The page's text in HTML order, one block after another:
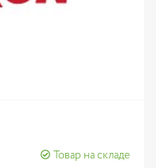
Товар на складе